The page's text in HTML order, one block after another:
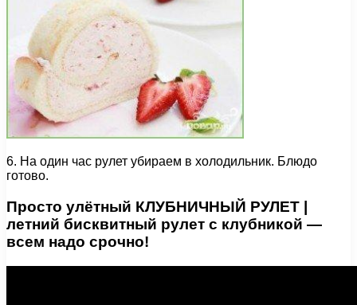
6. На один час рулет убираем в холодильник. Блюдо
готово.
Просто улётный КЛУБНИЧНЫЙ РУЛЕТ |
летний бисквитный рулет с клубникой —
всем надо срочно!